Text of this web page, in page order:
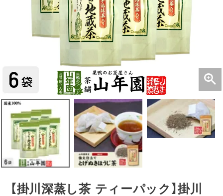
【掛川深蒸し茶 ティーパック】掛川